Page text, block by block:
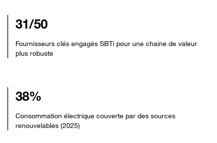
31/50
Fournisseurs clés engagés SBTi pour une chaine de valeur
plus robuste
38%
Consommation électrique couverte par des sources
renouvelables (2025)